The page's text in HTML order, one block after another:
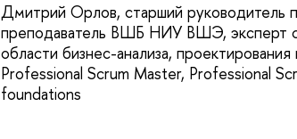
Дмитрий Орлов, старший руководитель
преподаватель ВШБ НИУ ВШЭ, эксперт
области бизнес-анализа,
Professional Scrum Master, Рrofessional
foundations